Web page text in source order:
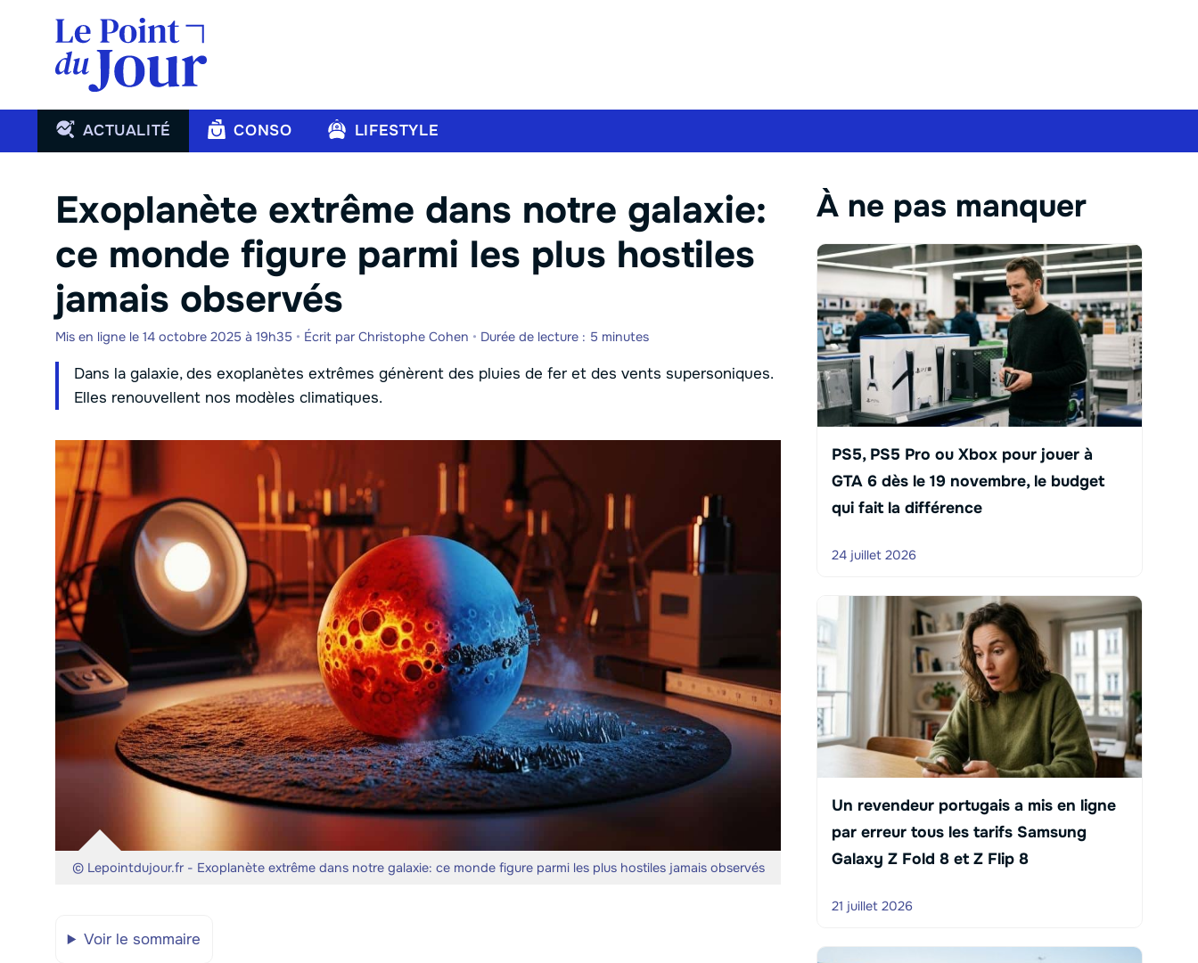
contenu
ACTUALITÉ CONSO LIFESTYLE
Exoplanète extrême dans notre galaxie:
ce monde figure parmi les plus hostiles
jamais observés
Mis en ligne le 14 octobre 2025 à 19h35 • Écrit par Christophe Cohen • Durée de lecture : 5 minutes
Dans la galaxie, des exoplanètes extrêmes génèrent des pluies de fer et des vents supersoniques.
Elles renouvellent nos modèles climatiques.
© Lepointdujour.fr - Exoplanète extrême dans notre galaxie: ce monde figure parmi les plus hostiles jamais observés
Voir le sommaire
À ne pas manquer
PS5, PS5 Pro ou Xbox pour jouer à
GTA 6 dès le 19 novembre, le budget
qui fait la différence
24 juillet 2026
Un revendeur portugais a mis en ligne
par erreur tous les tarifs Samsung
Galaxy Z Fold 8 et Z Flip 8
21 juillet 2026